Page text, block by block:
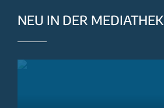
NEU IN DER MEDIATHEK